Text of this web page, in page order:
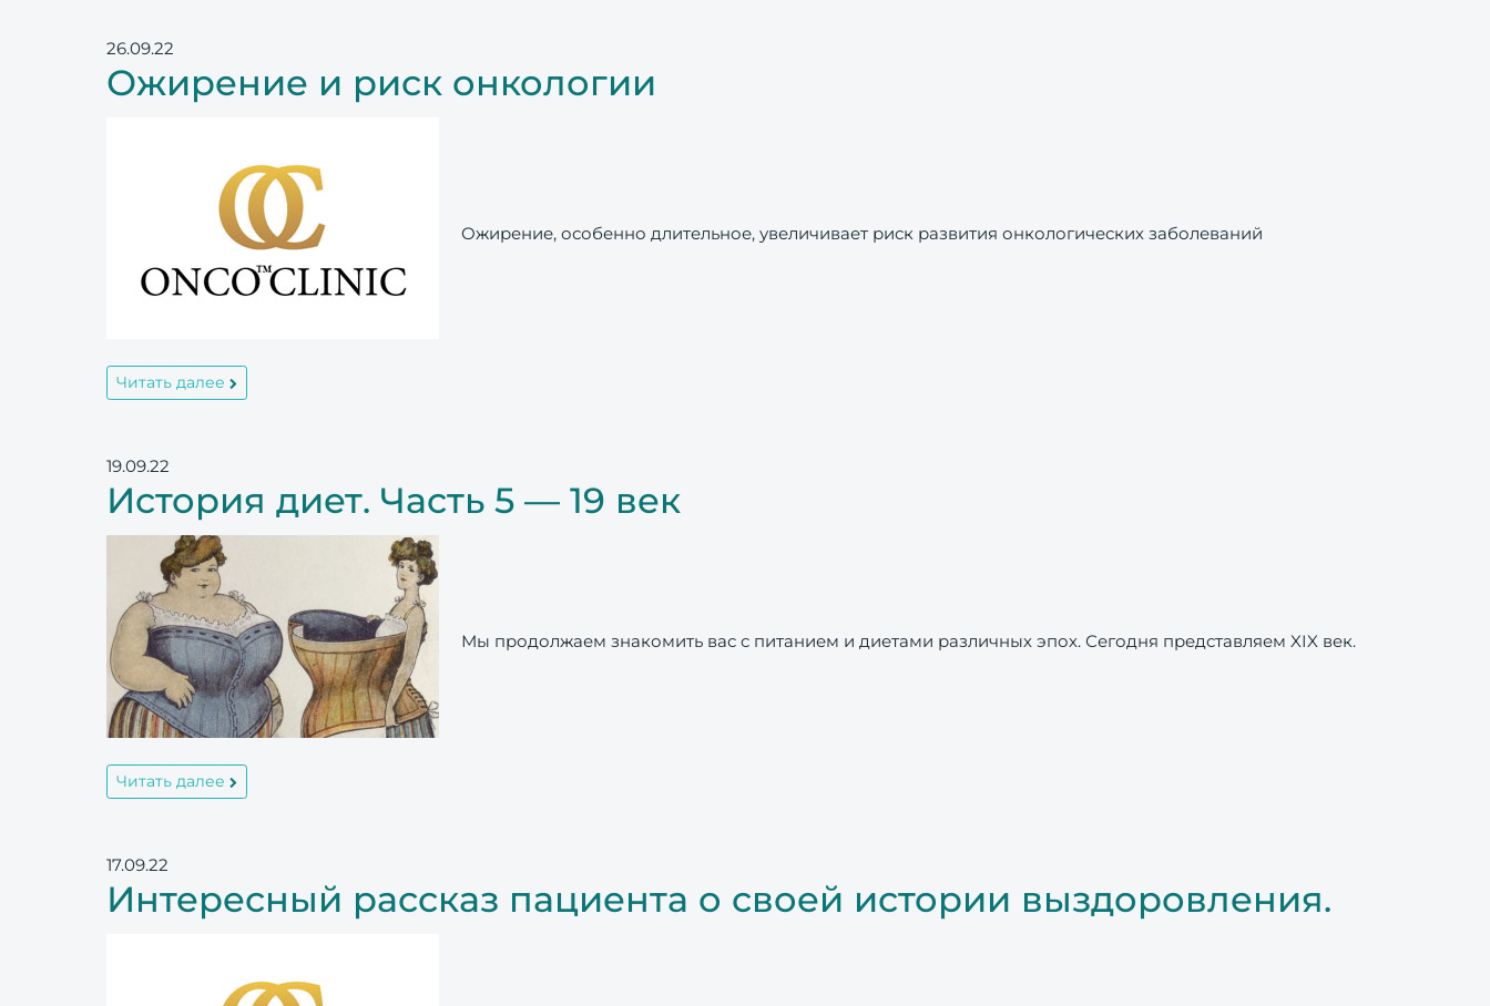
26.09.22
Ожирение и риск онкологии
Ожирение, особенно длительное, увеличивает риск развития онкологических заболеваний
Читать далее
19.09.22
История диет. Часть 5 — 19 век
Мы продолжаем знакомить вас с питанием и диетами различных эпох. Сегодня представляем XIX век.
Читать далее
17.09.22
Интересный рассказ пациента о своей истории выздоровления.